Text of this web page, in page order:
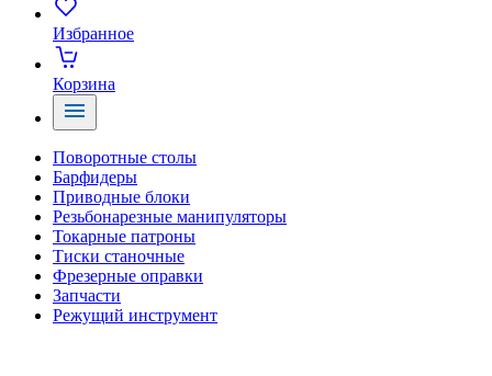
Избранное
Корзина
Поворотные столы
Барфидеры
Приводные блоки
Резьбонарезные манипуляторы
Токарные патроны
Тиски станочные
Фрезерные оправки
Запчасти
Режущий инструмент